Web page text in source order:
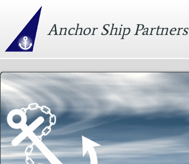
Anchor Ship Partners